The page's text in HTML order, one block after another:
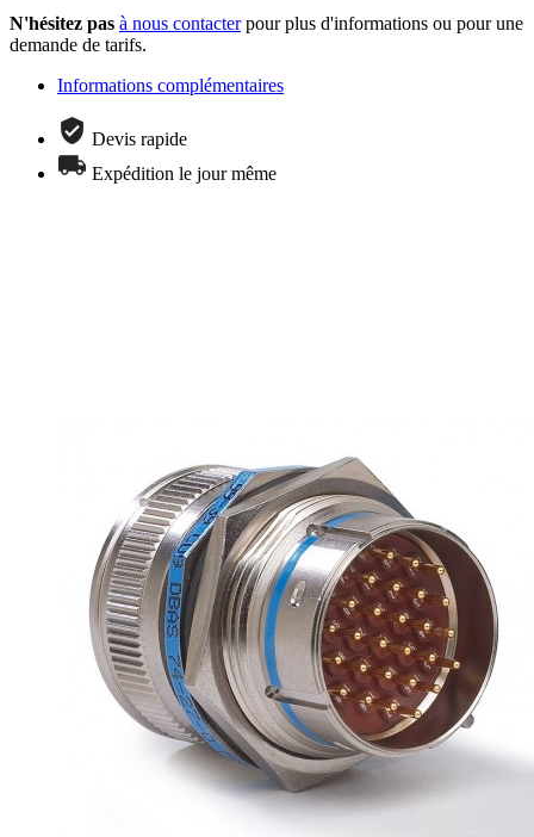
N'hésitez pas à nous contacterpour plus d'informations ou pour une
demande de tarifs.
Informations complémentaires
Devis rapide
Expédition le jour même